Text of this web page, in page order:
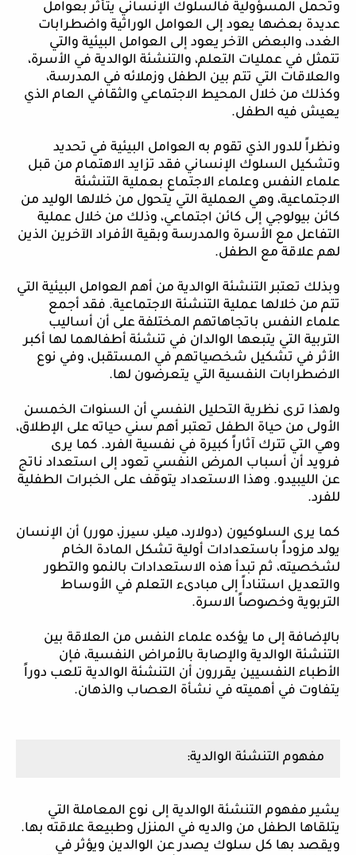
وتحمل المسؤولية فالسلوك الإنساني يتأثر بعوامل
عديدة بعضها يعود إلى العوامل الوراثية واضطرابات
الغدد، والبعض الآخر يعود إلى العوامل البيئية والتي
تتمثل في عمليات التعلم، والتنشئة الوالدية في الأسرة،
والعلاقات التي تتم بين الطفل وزملائه في المدرسة،
وكذلك من خلال المحيط الاجتماعي والثقافي العام الذي
يعيش فيه الطفل.
ونظراً للدور الذي تقوم به العوامل البيئية في تحديد
وتشكيل السلوك الإنساني فقد تزايد الاهتمام من قبل
علماء النفس وعلماء الاجتماع بعملية التنشئة
الاجتماعية، وهي العملية التي يتحول من خلالها الوليد من
كائن بيولوجي إلى كائن اجتماعي، وذلك من خلال عملية
التفاعل مع الأسرة والمدرسة وبقية الأفراد الآخرين الذين
لهم علاقة مع الطفل.
وبذلك تعتبر التنشئة الوالدية من أهم العوامل البيئية التي
تتم من خلالها عملية التنشئة الاجتماعية. فقد أجمع
علماء النفس باتجاهاتهم المختلفة على أن أساليب
التربية التي يتبعها الوالدان في تنشئة أطفالهما لها أكبر
الأثر في تشكيل شخصياتهم في المستقبل، وفي نوع
الاضطرابات النفسية التي يتعرضون لها.
ولهذا ترى نظرية التحليل النفسي أن السنوات الخمسن
الأولى من حياة الطفل تعتبر أهم سني حياته على الإطلاق،
وهي التي تترك آثاراً كبيرة في نفسية الفرد. كما يرى
فرويد أن أسباب المرض النفسي تعود إلى استعداد ناتج
عن الليبيدو. وهذا الاستعداد يتوقف على الخبرات الطفلية
للفرد.
كما يرى السلوكيون (دولارد، میلر، سیرز، مورر) أن الإنسان
يولد مزوداً باستعدادات أولية تشكل المادة الخام
لشخصيته، ثم تبدأ هذه الاستعدادات بالنمو والتطور
والتعديل استناداً إلى مبادىء التعلم في الأوساط
التربوية وخصوصاً الاسرة.
بالإضافة إلى ما يؤكده علماء النفس من العلاقة بين
التنشئة الوالدية والإصابة بالأمراض النفسية، فإن
الأطباء النفسيين يقررون أن التنشئة الوالدية تلعب دوراً
يتفاوت في أهميته في نشأة العصاب والذهان.
مفهوم التنشئة الوالدية:
يشيرمفهوم التنشئة الوالدية إلى نوع المعاملة التي
يتلقاها الطفل من والديه في المنزل وطبيعة علاقته بها.
ويقصد بها كل سلوك يصدر عن الوالدين ويؤثر في